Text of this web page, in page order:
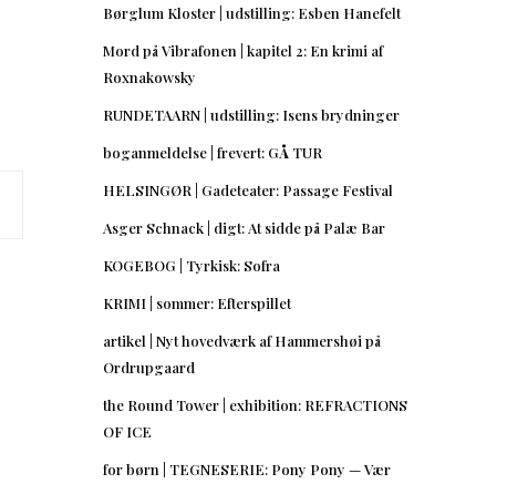
Børglum Kloster | udstilling: Esben Hanefelt
Mord på Vibrafonen | kapitel 2: En krimi af
Roxnakowsky
RUNDETAARN | udstilling: Isens brydninger
boganmeldelse | frevert: GÅ TUR
HELSINGØR | Gadeteater: Passage Festival
Asger Schnack | digt: At sidde på Palæ Bar
KOGEBOG | Tyrkisk: Sofra
KRIMI | sommer: Efterspillet
artikel | Nyt hovedværk af Hammershøi på
Ordrupgaard
the Round Tower | exhibition: REFRACTIONS
OF ICE
for børn | TEGNESERIE: Pony Pony — Vær